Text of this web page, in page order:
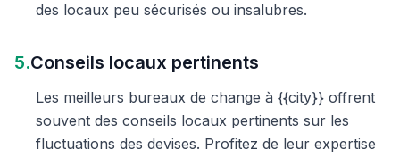
des locaux peu sécurisés ou insalubres.
5.Conseils locaux pertinents
Les meilleurs bureaux de change à {{city}} offrent
souvent des conseils locaux pertinents sur les
fluctuations des devises. Profitez de leur expertise